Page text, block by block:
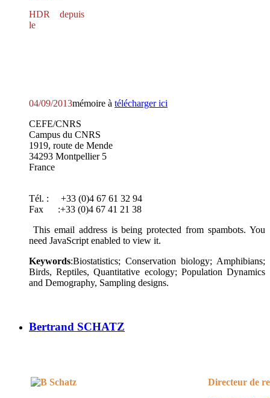
HDR depuis
le
04/09/2013mémoire à télécharger ici
CEFE/CNRS
Campus du CNRS
1919, route de Mende
34293 Montpellier 5
France
Tél. : +33 (0)4 67 61 32 94
Fax :+33 (0)4 67 41 21 38
This email address is being protected from spambots. You
need JavaScript enabled to view it.
Keywords:Biostatistics; Conservation biology; Amphibians;
Birds, Reptiles, Quantitative ecology; Population Dynamics
and Demography, Sampling designs.
Bertrand SCHATZ
Directeur de